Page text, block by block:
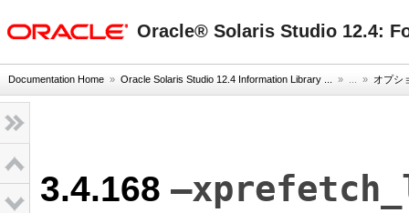
Oracle® Solaris Studio 12.4:
Documentation Home » Oracle Solaris Studio 12.4 Information Library ... » ... » オプシ
3.4.168